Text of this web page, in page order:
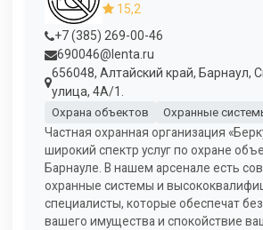
15,2
+7 (385) 269-00-46
690046@lenta.ru
656048, Алтайский край, Барнаул,
улица, 4А/1.
Охрана объектов Охранные
Частная охранная организация
широкий спектр услуг по охране
Барнауле. В нашем арсенале есть
охранные системы и
специалисты, которые обеспечат
вашего имущества и спокойствие